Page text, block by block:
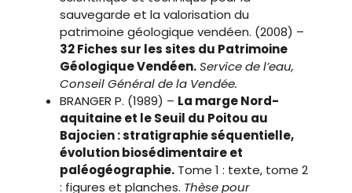
sauvegarde et la valorisation du
patrimoine géologique vendéen. (2008) –
32 Fiches sur les sites du Patrimoine
Géologique Vendéen. Service de l’eau,
Conseil Général de la Vendée.
BRANGER P. (1989) – La marge Nord-
aquitaine et le Seuil du Poitou au
Bajocien : stratigraphie séquentielle,
évolution biosédimentaire et
paléogéographie. Tome 1 : texte, tome 2
: figures et planches. Thèse pour